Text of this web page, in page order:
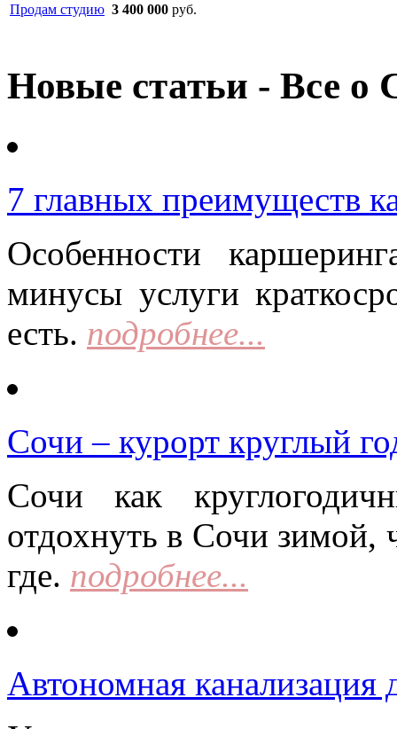
Продам студию 3 400 000 руб.
Новые статьи - Все о
7 главных преимуществ
Особенности
минусы услуги
есть. подробнее...
Сочи – курорт круглый
Сочи как
отдохнуть в Сочи зимой,
где. подробнее...
Автономная канализация